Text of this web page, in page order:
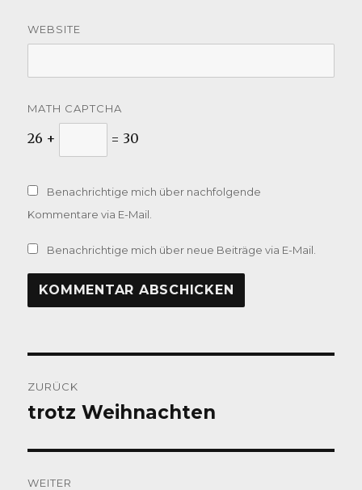
WEBSITE
MATH CAPTCHA
26 + = 30
Benachrichtige mich über nachfolgende
Kommentare via E-Mail.
Benachrichtige mich über neue Beiträge via E-Mail.
ZURÜCK
Vorheriger
trotz Weihnachten
WEITER